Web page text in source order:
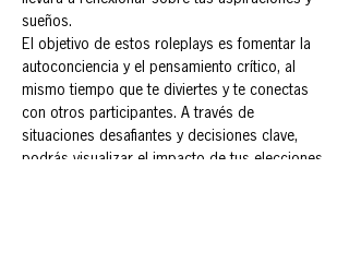
sueños.
El objetivo de estos roleplays es fomentar la
autoconciencia y el pensamiento crítico, al
mismo tiempo que te diviertes y te conectas
con otros participantes. A través de
situaciones desafiantes y decisiones clave,
podrás visualizar el impacto de tus elecciones